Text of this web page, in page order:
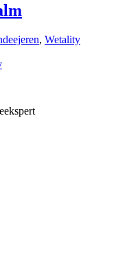
, Wetality